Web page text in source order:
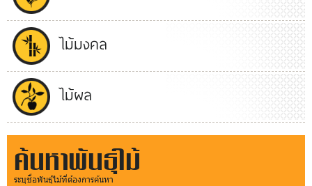
ไม้มงคล
ไม้ผล
ค้นหาพันธุ์ไม้
ระบุชื่อพันธุ์ไม้ที่ต้องการค้นหา